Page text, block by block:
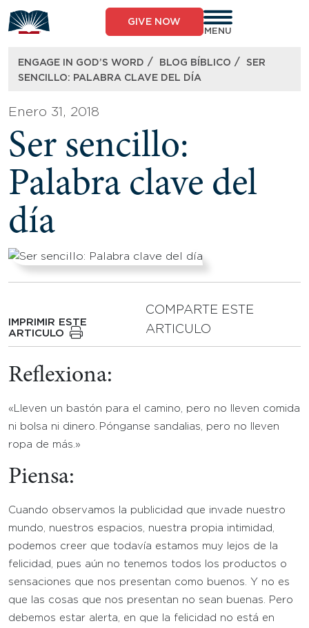
to
content
GIVE NOW
MENU
ENGAGE IN GOD’S WORD / BLOG BÍBLICO /
SER
SENCILLO: PALABRA CLAVE DEL DÍA
Enero 31, 2018
Ser sencillo:
Palabra clave del
día
IMPRIMIR ESTE
ARTICULO
COMPARTE ESTE
ARTICULO
Reflexiona:
«Lleven un bastón para el camino, pero no lleven comida
ni bolsa ni dinero.
Pónganse sandalias, pero no lleven
ropa de más.»
Piensa:
Cuando observamos la publicidad que invade nuestro
mundo, nuestros espacios, nuestra propia intimidad,
podemos creer que todavía estamos muy lejos de la
felicidad, pues aún no tenemos todos los productos o
sensaciones que nos presentan como buenos. Y no es
que las cosas que nos presentan no sean buenas. Pero
debemos estar alerta, en que la felicidad no está en